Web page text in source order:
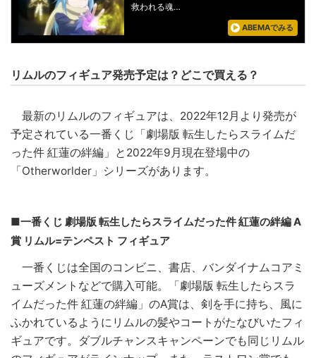
救われる魂…
ABEMAでみる
リムルのフィギュア発売予定は？どこで買える？
最新のリムルのフィギュアは、2022年12月より発売が
予定されている一番くじ「劇場版 転生したらスライムだ
った件 紅蓮の絆編」と2022年9月現在登場中の
「Otherworlder」シリーズがあります。
■一番くじ 劇場版 転生したらスライムだった件 紅蓮の絆編 A
賞 リムル=テンペスト フィギュア
一番くじは全国のコンビニ、書店、バンダイナムコアミ
ューズメントなどで購入可能。「劇場版 転生したらスラ
イムだった件 紅蓮の絆編」のA賞は、剣を手に持ち、風に
ふかれているようにリムルの髪やコートがたなびいたフィ
ギュアです。ダブルチャンスキャンペーンでも同じリムル